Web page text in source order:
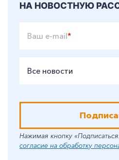
НА НОВОСТНУЮ
Ваш e-mail*
Все новости
Нажимая кнопку
согласие на обработку